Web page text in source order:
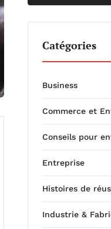
Catégories
Business
Commerce et
Conseils pour
Entreprise
Histoires de
Industrie &